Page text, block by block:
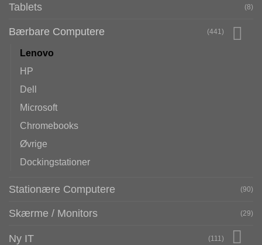
Tablets (8)
Bærbare Computere (441)
Lenovo
HP
Dell
Microsoft
Chromebooks
Øvrige
Dockingstationer
Stationære Computere (90)
Skærme / Monitors (29)
Ny IT (111)